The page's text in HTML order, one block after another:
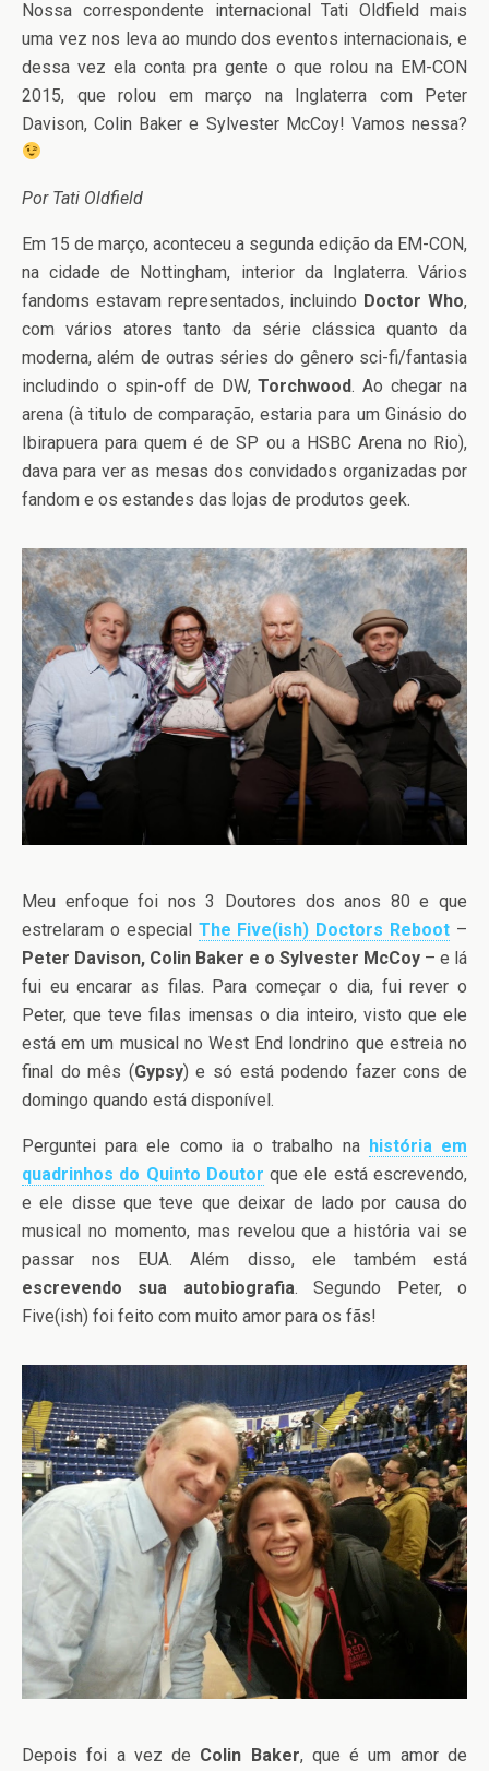
Nossa correspondente internacional Tati Oldfield mais
uma vez nos leva ao mundo dos eventos internacionais, e
dessa vez ela conta pra gente o que rolou na EM-CON
2015, que rolou em março na Inglaterra com Peter
Davison, Colin Baker e Sylvester McCoy! Vamos nessa?
Por Tati Oldfield
Em 15 de março, aconteceu a segunda edição da EM-CON,
na cidade de Nottingham, interior da Inglaterra. Vários
fandoms estavam representados, incluindo Doctor Who,
com vários atores tanto da série clássica quanto da
moderna, além de outras séries do gênero sci-fi/fantasia
includindo o spin-off de DW,Torchwood. Ao chegar na
arena (à titulo de comparação, estaria para um Ginásio do
Ibirapuera para quem é de SP ou a HSBC Arena no Rio),
dava para ver as mesas dos convidados organizadas por
fandom e os estandes das lojas de produtos geek.
Meu enfoque foi nos 3 Doutores dos anos 80 e que
estrelaram o especial The Five(ish) Doctors Reboot –
Peter Davison, Colin Baker e o Sylvester McCoy – e lá
fui eu encarar as filas. Para começar o dia, fui rever o
Peter, que teve filas imensas o dia inteiro, visto que ele
está em um musical no West End londrino que estreia no
final do mês (Gypsy) e só está podendo fazer cons de
domingo quando está disponível.
Perguntei para ele como ia o trabalho na história em
quadrinhos do Quinto Doutor que ele está escrevendo,
e ele disse que teve que deixar de lado por causa do
musical no momento, mas revelou que a história vai se
passar nos EUA. Além disso, ele também está
escrevendo sua autobiografia. Segundo Peter, o
Five(ish) foi feito com muito amor para os fãs!
Depois foi a vez de Colin Baker, que é um amor de